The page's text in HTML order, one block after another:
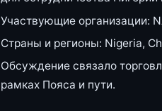
Участвующие организации:
Страны и регионы: Nigeria,
Обсуждение связало
рамках Пояса и пути.